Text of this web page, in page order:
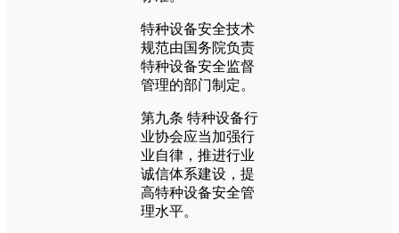
特种设备安全技术
规范由国务院负责
特种设备安全监督
管理的部门制定。
第九条 特种设备行
业协会应当加强行
业自律，推进行业
诚信体系建设，提
高特种设备安全管
理水平。